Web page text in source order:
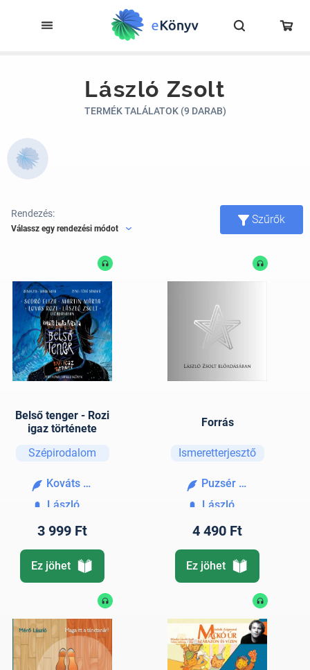
László Zsolt
TERMÉK TALÁLATOK (9 DARAB)
Rendezés:
Válassz egy rendezési módot
Szűrők
Belső tenger - Rozi
igaz története
Szépirodalom
Kováts Laura Rozália
László Zsolt
3 999 Ft
Ez jöhet
Forrás
Ismeretterjesztő
Puzsér Róbert
László Zsolt
4 490 Ft
Ez jöhet